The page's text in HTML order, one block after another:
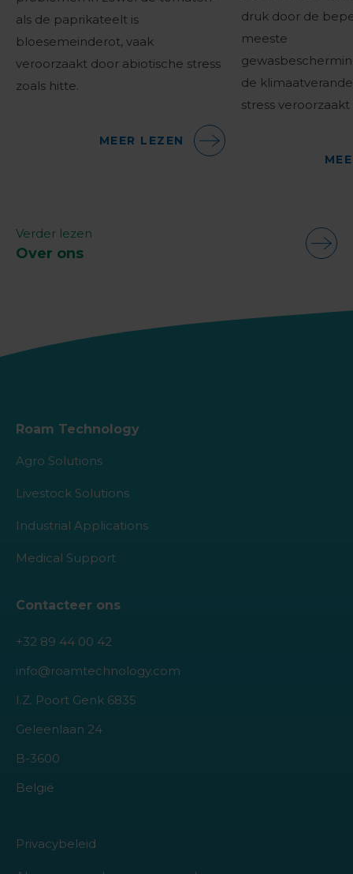
als de paprikateelt is
bloesemeinderot, vaak
veroorzaakt door abiotische stress
zoals hitte.
MEER LEZEN
druk door de
meeste
de
stress
Verder lezen
Over ons
Roam Technology
Agro Solutions
Livestock Solutions
Industrial Applications
Medical Support
Contacteer ons
+32 89 44 00 42
info@roamtechnology.com
I.Z. Poort Genk 6835
Geleenlaan 24
B-3600
België
Privacybeleid